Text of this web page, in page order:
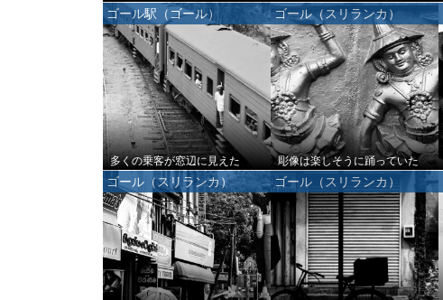
ゴール駅（ゴール）
多くの乗客が窓辺に見えた
ゴール（スリランカ）
彫像は楽しそうに踊っていた
ゴール（スリランカ） ゴール（スリランカ）